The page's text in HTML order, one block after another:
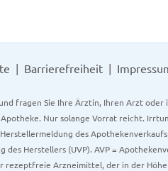
Barrierefreiheit
fragen Sie Ihre Ärztin, Ihren Arzt
Nur solange Vorrat reicht.
des
Herstellers (UVP). AVP =
rezeptfreie Arzneimittel, der in der